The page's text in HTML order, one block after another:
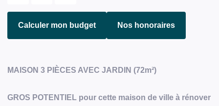
Calculer mon budget Nos honoraires
MAISON 3 PIÈCES AVEC JARDIN (72m²)
GROS POTENTIEL pour cette maison de ville à rénover